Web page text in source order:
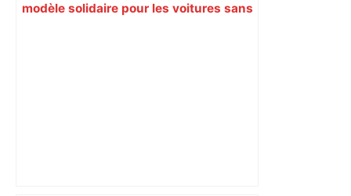
modèle solidaire pour les voitures sans